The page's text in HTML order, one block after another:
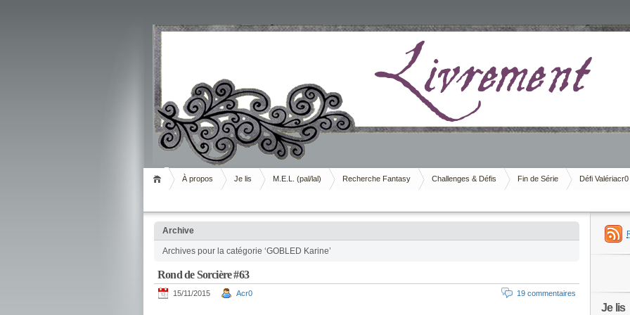
Livrement
À propos Je lis M.E.L. (pal/lal) Recherche Fantasy Challenges & Défis Fin de Série Défi Valériacr0
Archive
Archives pour la catégorie ‘GOBLED Karine’
Rond de Sorcière #63
15/11/2015 Acr0 19 commentaires
Je lis